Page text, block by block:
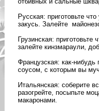
Русская: приготовьте
закусь. Залейте
Грузинская: приготовьте
залейте кинзмараули,
Французская: как-нибудь
соусом, с которым вы
Итальянская: соберите
разогрейте, посыпьте
макаронами.